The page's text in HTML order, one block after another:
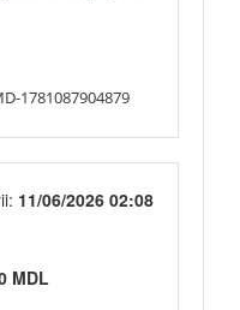
1781087904879
11/06/2026 02:08
MDL